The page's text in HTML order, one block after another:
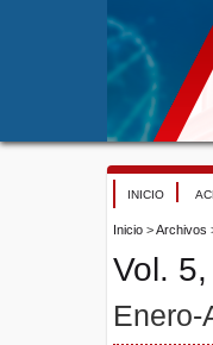
INICIO
Inicio >Archivos
Vol.
Enero-